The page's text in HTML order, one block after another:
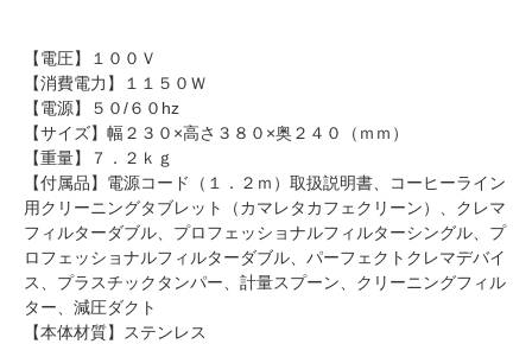
【電圧】１００Ｖ
【消費電力】１１５０Ｗ
【電源】５０/６０hz
【サイズ】幅２３０×高さ３８０×奥２４０（ｍｍ）
【重量】７．２ｋｇ
【付属品】電源コード（１．２ｍ）取扱説明書、コーヒーライン
用クリーニングタブレット（カマレタカフェクリーン）、クレマ
フィルターダブル、プロフェッショナルフィルターシングル、プ
ロフェッショナルフィルターダブル、パーフェクトクレマデバイ
ス、プラスチックタンパー、計量スプーン、クリーニングフィル
ター、減圧ダクト
【本体材質】ステンレス